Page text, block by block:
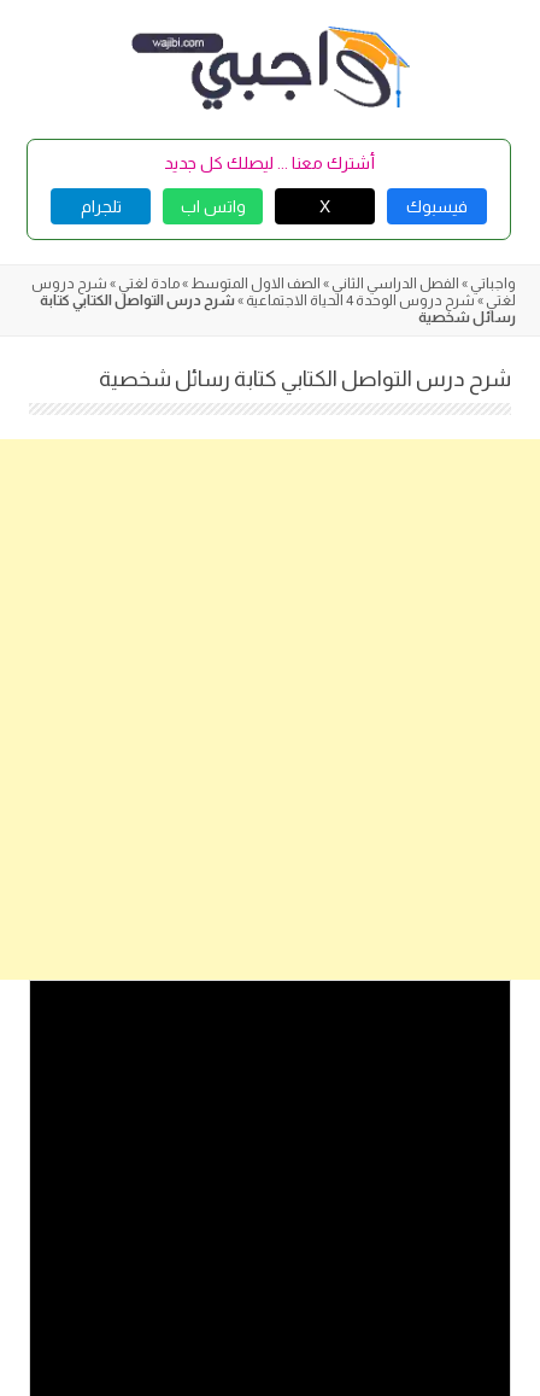
أشترك معنا ... ليصلك كل جديد
فيسبوك X واتس اب تلجرام
واجباتي » الفصل الدراسي الثاني » الصف الاول المتوسط »مادة لغتي » شرح دروس
لغتي » شرح دروس الوحدة 4 الحياة الاجتماعية » شرح درس التواصل الكتابي كتابة
رسائل شخصية
شرح درس التواصل الكتابي كتابة رسائل شخصية